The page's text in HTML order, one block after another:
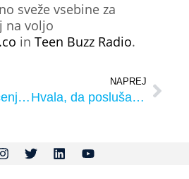
sveže vsebine za
na voljo
in Teen Buzz Radio.
O zgodnjem učenju jezikov v oddaji Dobro jutro
NAPREJ
Hvala, da poslušate Teen Buzz!